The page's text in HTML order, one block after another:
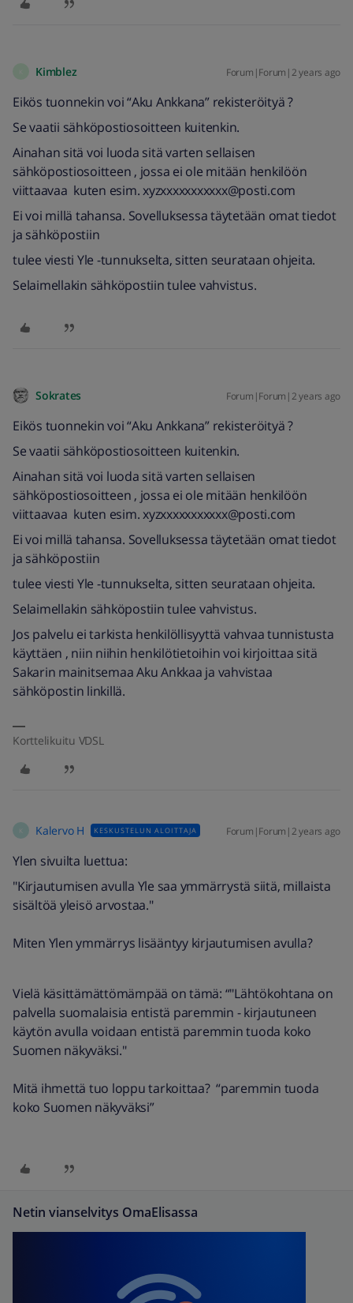
Kimblez Forum|Forum|2 years ago
Eikös tuonnekin voi “Aku Ankkana” rekisteröityä ?
Se vaatii sähköpostiosoitteen kuitenkin.
Ainahan sitä voi luoda sitä varten sellaisen
sähköpostiosoitteen , jossa ei ole mitään henkilöön
viittaavaa kuten esim. xyzxxxxxxxxxxx@posti.com
Ei voi millä tahansa. Sovelluksessa täytetään omat tiedot
ja sähköpostiin
tulee viesti Yle -tunnukselta, sitten seurataan ohjeita.
Selaimellakin sähköpostiin tulee vahvistus.
Sokrates Forum|Forum|2 years ago
Eikös tuonnekin voi “Aku Ankkana” rekisteröityä ?
Se vaatii sähköpostiosoitteen kuitenkin.
Ainahan sitä voi luoda sitä varten sellaisen
sähköpostiosoitteen , jossa ei ole mitään henkilöön
viittaavaa kuten esim. xyzxxxxxxxxxxx@posti.com
Ei voi millä tahansa. Sovelluksessa täytetään omat tiedot
ja sähköpostiin
tulee viesti Yle -tunnukselta, sitten seurataan ohjeita.
Selaimellakin sähköpostiin tulee vahvistus.
Jos palvelu ei tarkista henkilöllisyyttä vahvaa tunnistusta
käyttäen , niin niihin henkilötietoihin voi kirjoittaa sitä
Sakarin mainitsemaa Aku Ankkaa ja vahvistaa
sähköpostin linkillä.
Korttelikuitu VDSL
Kalervo H KESKUSTELUN ALOITTAJA Forum|Forum|2 years ago
Ylen sivuilta luettua:
"Kirjautumisen avulla Yle saa ymmärrystä siitä, millaista
sisältöä yleisö arvostaa."
Miten Ylen ymmärrys lisääntyy kirjautumisen avulla?
Vielä käsittämättömämpää on tämä: “"Lähtökohtana on
palvella suomalaisia entistä paremmin - kirjautuneen
käytön avulla voidaan entistä paremmin tuoda koko
Suomen näkyväksi."
Mitä ihmettä tuo loppu tarkoittaa? “paremmin tuoda
koko Suomen näkyväksi”
Netin vianselvitys OmaElisassa